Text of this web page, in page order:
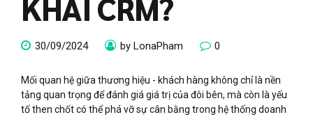
30/09/2024 by LonaPham 0
Mối quan hệ giữa thương hiệu - khách hàng không chỉ là nền
tảng quan trọng để đánh giá giá trị của đôi bên, mà còn là yếu
tố then chốt có thể phá vỡ sự cân bằng trong hệ thống doanh